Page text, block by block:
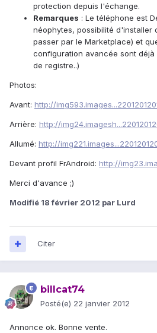
protection depuis l'échange.
Remarques : Le téléphone est
néophytes, possibilité d'installer
passer par le Marketplace) et
configuration avancée sont
de registre..)
Photos:
Avant: http://
Arrière: http://
Allumé: http://
Devant profil FrAndroid: http://
Merci d'avance ;)
Modifié 18 février 2012 par Lurd
Citer
billcat74
Posté(e) 22 janvier 2012
Annonce ok. Bonne vente.